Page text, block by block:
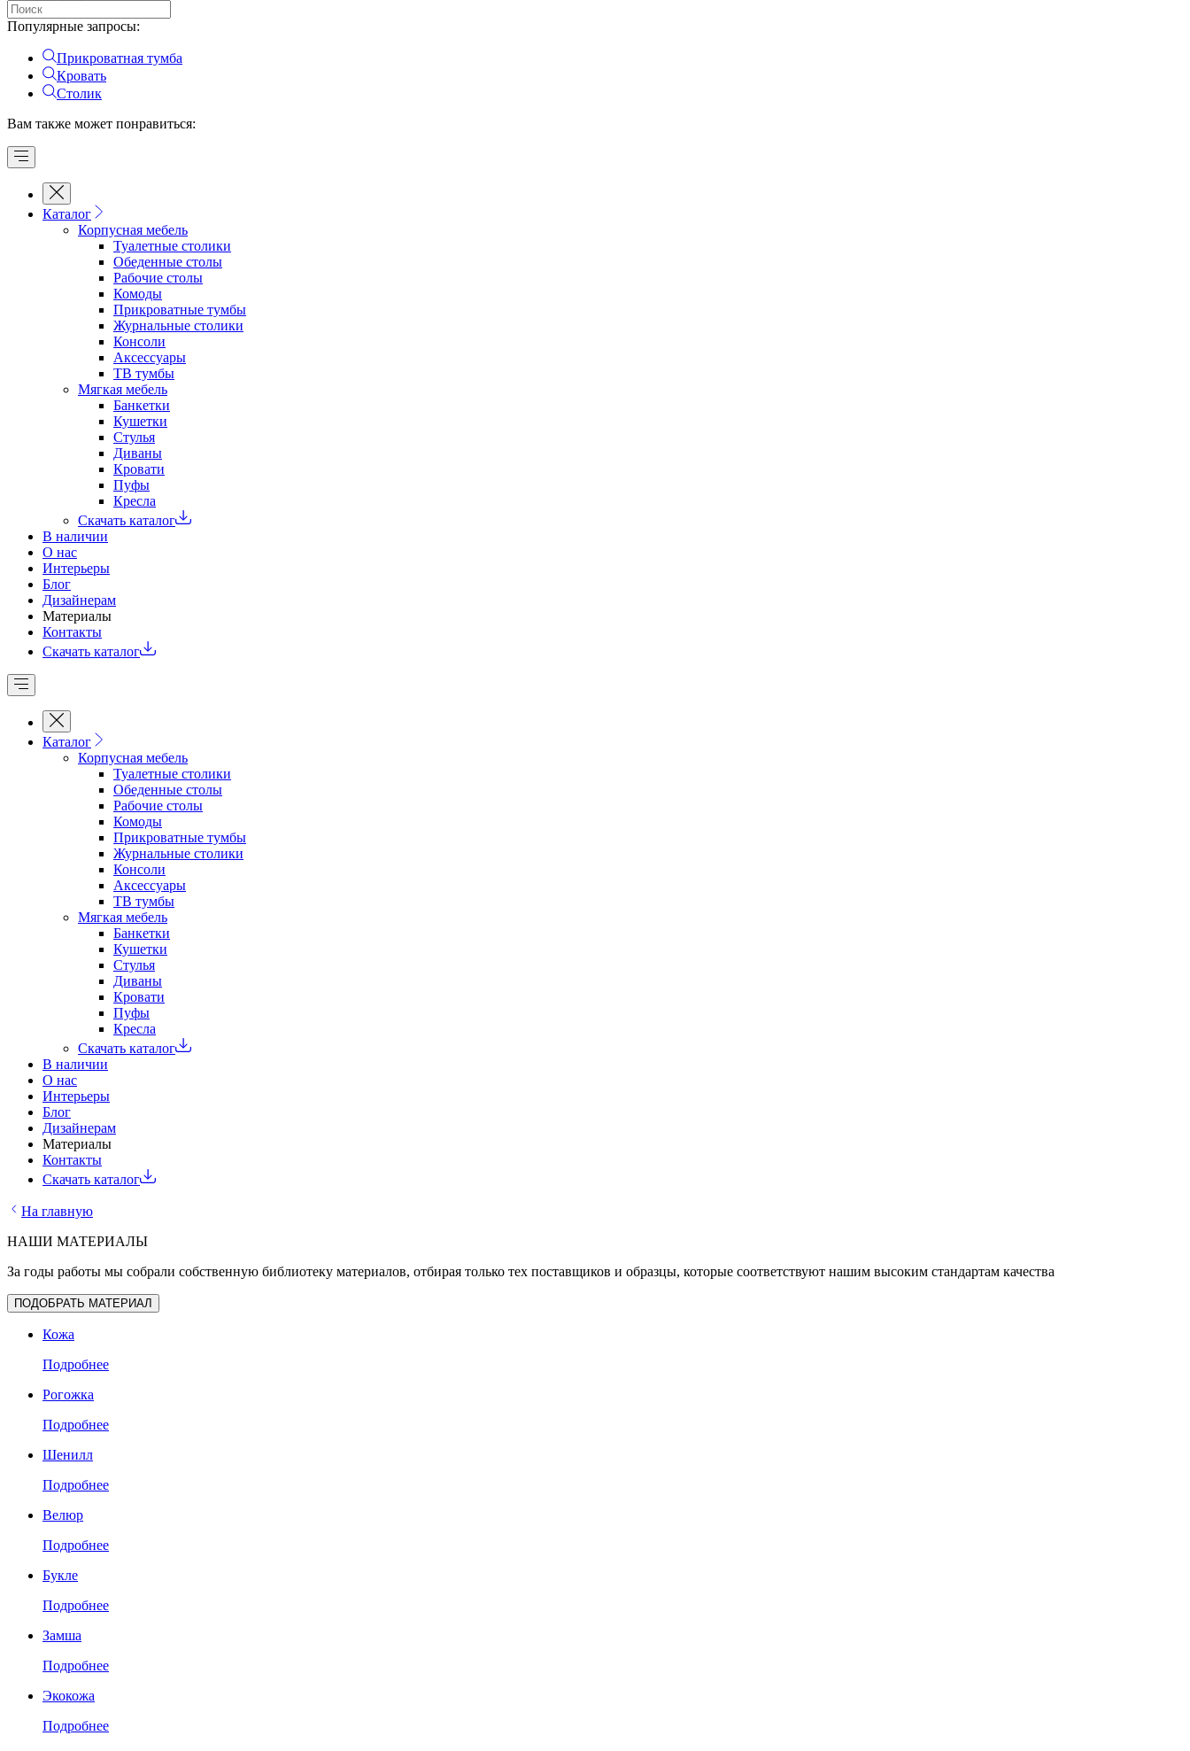
Популярные запросы:
Прикроватная тумба
Кровать
Столик
Вам также может понравиться:
Каталог
Корпусная мебель
Туалетные столики
Обеденные cтолы
Рабочие столы
Комоды
Прикроватные тумбы
Журнальные столики
Консоли
Аксессуары
ТВ тумбы
Мягкая мебель
Банкетки
Кушетки
Стулья
Диваны
Кровати
Пуфы
Кресла
Скачать каталог
В наличии
О нас
Интерьеры
Блог
Дизайнерам
Материалы
Контакты
Скачать каталог
Каталог
Корпусная мебель
Туалетные столики
Обеденные cтолы
Рабочие столы
Комоды
Прикроватные тумбы
Журнальные столики
Консоли
Аксессуары
ТВ тумбы
Мягкая мебель
Банкетки
Кушетки
Стулья
Диваны
Кровати
Пуфы
Кресла
Скачать каталог
В наличии
О нас
Интерьеры
Блог
Дизайнерам
Материалы
Контакты
Скачать каталог
На главную
НАШИ МАТЕРИАЛЫ
За годы работы мы собрали собственную библиотеку материалов, отбирая только тех поставщиков и образцы, которые соответствуют нашим высоким стандартам качества
ПОДОБРАТЬ МАТЕРИАЛ
Кожа
Подробнее
Рогожка
Подробнее
Шенилл
Подробнее
Велюр
Подробнее
Букле
Подробнее
Замша
Подробнее
Экокожа
Подробнее